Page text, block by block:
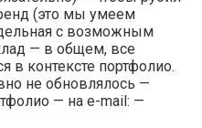
(это мы умеем
с возможным
— в общем, все
в контексте портфолио.
не обновлялось —
— на e-mail: —